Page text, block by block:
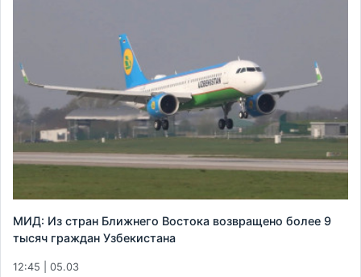
МИД: Из стран Ближнего Востока возвращено более 9
тысяч граждан Узбекистана
12:45 | 05.03